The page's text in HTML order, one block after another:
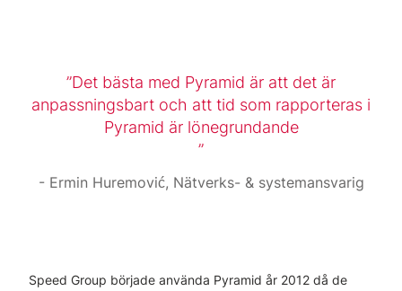
Det bästa med Pyramid är att det är
anpassningsbart och att tid som rapporteras i
Pyramid är lönegrundande
Ermin Huremović, Nätverks- & systemansvarig
Speed Group började använda Pyramid år 2012 då de